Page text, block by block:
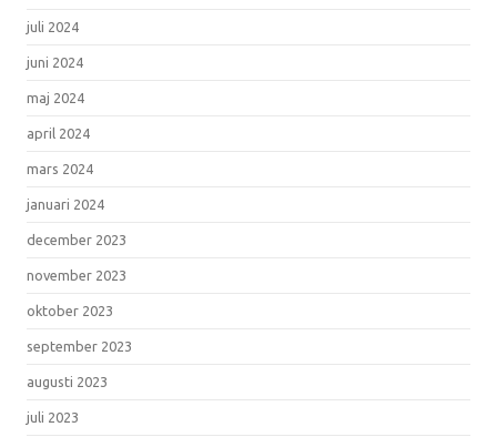
juli 2024
juni 2024
maj 2024
april 2024
mars 2024
januari 2024
december 2023
november 2023
oktober 2023
september 2023
augusti 2023
juli 2023